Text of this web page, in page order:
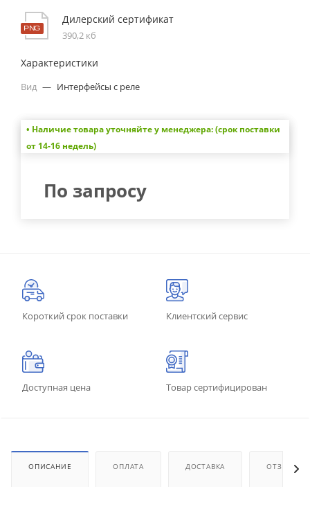
Дилерский сертификат
390,2 кб
Характеристики
Вид — Интерфейсы с реле
• Наличие товара уточняйте у менеджера: (срок поставки
от 14-16 недель)
По запросу
Короткий срок поставки Клиентский сервис
Доступная цена Товар сертифицирован
ОПИСАНИЕ ОПЛАТА ДОСТАВКА ОТЗЫВЫ